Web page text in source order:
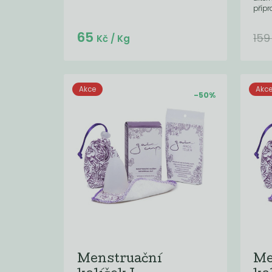
65 Kč/ Kg
Akce
-50%
Menstruační
Akce